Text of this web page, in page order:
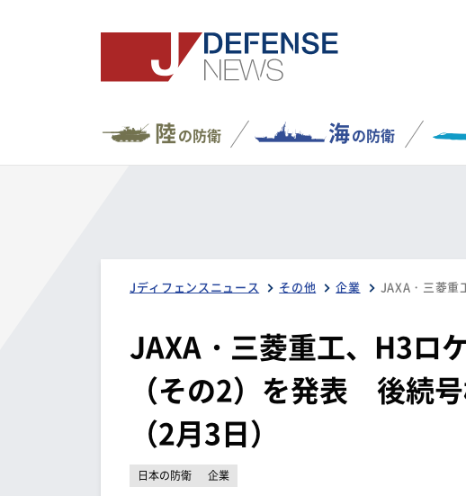
陸の防衛 海の防衛
Jディフェンスニュース その他 企業
JAXA・三菱重工、H3ロ
（その2）を発表 後続
（2月3日）
日本の防衛
企業